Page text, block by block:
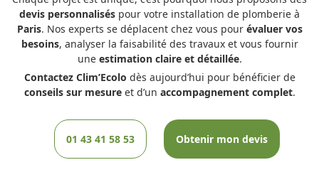
devis personnalisés pour votre installation de plomberie à
Paris. Nos experts se déplacent chez vous pour évaluer vos
besoins, analyser la faisabilité des travaux et vous fournir
une estimation claire et détaillée.
Contactez Clim’Ecolo dès aujourd’hui pour bénéficier de
conseils sur mesureet d’un accompagnement complet.
01 43 41 58 53 Obtenir mon devis